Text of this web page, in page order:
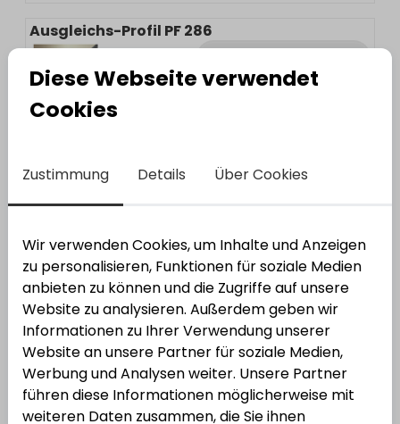
Ausgleichs-Profil PF 286
SGHBasic - Poly Light PE Leichtschaum
Winkel-Profil PF 236 SK
Varianten anzeigen
Diese Webseite verwendet
Cookies
Zustimmung Details Über Cookies
Wir verwenden Cookies, um Inhalte und Anzeigen
zu personalisieren, Funktionen für soziale Medien
anbieten zu können und die Zugriffe auf unsere
Website zu analysieren. Außerdem geben wir
Informationen zu Ihrer Verwendung unserer
Website an unsere Partner für soziale Medien,
Werbung und Analysen weiter. Unsere Partner
führen diese Informationen möglicherweise mit
weiteren Daten zusammen, die Sie ihnen